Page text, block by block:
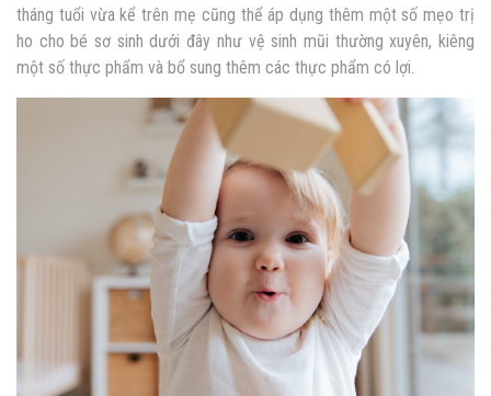
tháng tuổi vừa kể trên mẹ cũng thể áp dụng thêm một số mẹo trị
ho cho bé sơ sinh dưới đây như vệ sinh mũi thường xuyên, kiêng
một số thực phẩm và bổ sung thêm các thực phẩm có lợi.